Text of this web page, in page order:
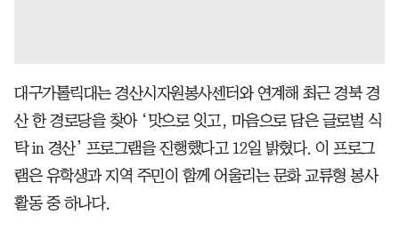
대구가톨릭대는 경산시자원봉사센터와 연계해 최근 경북 경
산 한 경로당을 찾아 ‘맛으로 잇고, 마음으로 담은 글로벌 식
탁 in 경산’ 프로그램을 진행했다고 12일 밝혔다. 이 프로그
램은 유학생과 지역 주민이 함께 어울리는 문화 교류형 봉사
활동 중 하나다.